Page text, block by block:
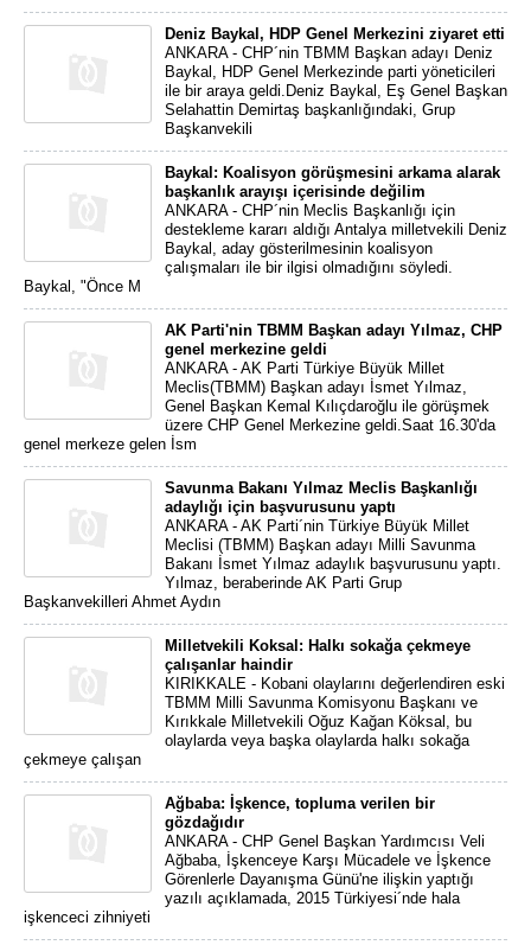
Deniz Baykal, HDP Genel Merkezini ziyaret etti
ANKARA - CHP´nin TBMM Başkan adayı Deniz
Baykal, HDP Genel Merkezinde parti yöneticileri
ile bir araya geldi.Deniz Baykal, Eş Genel Başkan
Selahattin Demirtaş başkanlığındaki, Grup
Başkanvekili
Baykal: Koalisyon görüşmesini arkama alarak
başkanlık arayışı içerisinde değilim
ANKARA - CHP´nin Meclis Başkanlığı için
destekleme kararı aldığı Antalya milletvekili Deniz
Baykal, aday gösterilmesinin koalisyon
çalışmaları ile bir ilgisi olmadığını söyledi.
Baykal, "Önce M
AK Parti'nin TBMM Başkan adayı Yılmaz, CHP
genel merkezine geldi
ANKARA - AK Parti Türkiye Büyük Millet
Meclis(TBMM) Başkan adayı İsmet Yılmaz,
Genel Başkan Kemal Kılıçdaroğlu ile görüşmek
üzere CHP Genel Merkezine geldi.Saat 16.30'da
genel merkeze gelen İsm
Savunma Bakanı Yılmaz Meclis Başkanlığı
adaylığı için başvurusunu yaptı
ANKARA - AK Parti´nin Türkiye Büyük Millet
Meclisi (TBMM) Başkan adayı Milli Savunma
Bakanı İsmet Yılmaz adaylık başvurusunu yaptı.
Yılmaz, beraberinde AK Parti Grup
Başkanvekilleri Ahmet Aydın
Milletvekili Koksal: Halkı sokağa çekmeye
çalışanlar haindir
KIRIKKALE - Kobani olaylarını değerlendiren eski
TBMM Milli Savunma Komisyonu Başkanı ve
Kırıkkale Milletvekili Oğuz Kağan Köksal, bu
olaylarda veya başka olaylarda halkı sokağa
çekmeye çalışan
Ağbaba: İşkence, topluma verilen bir
gözdağıdır
ANKARA - CHP Genel Başkan Yardımcısı Veli
Ağbaba, İşkenceye Karşı Mücadele ve İşkence
Görenlerle Dayanışma Günü'ne ilişkin yaptığı
yazılı açıklamada, 2015 Türkiyesi´nde hala
işkenceci zihniyeti